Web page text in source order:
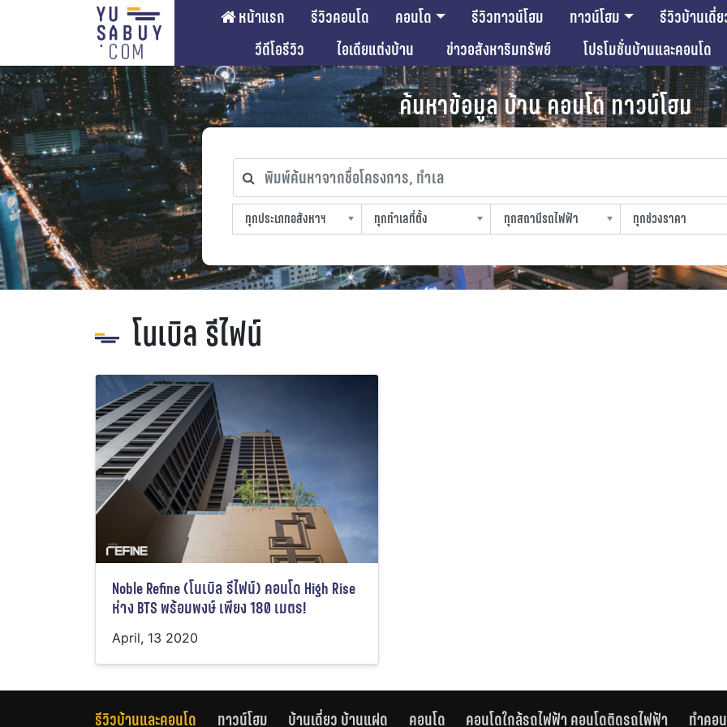
หน้าแรก รีวิวคอนโด คอนโด รีวิวทาวน์โฮม ทาวน์โฮม รีวิวบ้านเดี่
วีดีโอรีวิว
ไอเดียแต่งบ้าน ข่าวอสังหาริมทรัพย์ โปรโมชั่นบ้านและคอนโด
ค้นหาข้อมูล บ้าน คอนโด ทาวน์โฮม
พิมพ์ค้นหาจากชื่อโครงการ, ทำเล
ทุกประเภทอสังหาฯ
ทุกประเภทอสังหาฯ
ทุกทำเลที่ตั้ง
ทุกทำเลที่ตั้ง
ทุกสถานีรถไฟฟ้า
ทุกสถานีรถไฟฟ้า
ทุกช่วงราคา
ทุกช่วงราคา
โนเบิล รีไฟน์
Noble Refine (โนเบิล รีไฟน์) คอนโด High Rise
ห่าง BTS พร้อมพงษ์ เพียง 180 เมตร!
April, 13 2020
รีวิวบ้านและคอนโด ทาวน์โฮม บ้านเดี่ยว บ้านแฝด คอนโด คอนโดใกล้รถไฟฟ้า คอนโดติดรถไฟฟ้า ทำคอ